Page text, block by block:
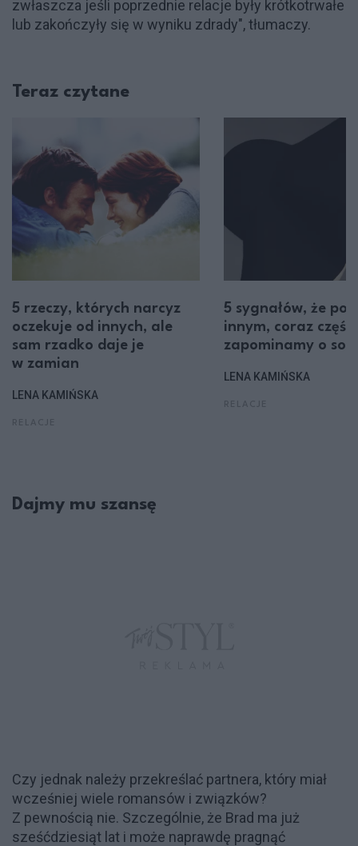
zwłaszcza jeśli poprzednie relacje były krótkotrwałe
lub zakończyły się w wyniku zdrady", tłumaczy.
Teraz czytane
5 rzeczy, których narcyz
oczekuje od innych, ale
sam rzadko daje je
w zamian
LENA KAMIŃSKA
5 sygnałów, że
innym, coraz
zapominamy o
LENA KAMIŃSKA
Dajmy mu szansę
Czy jednak należy przekreślać partnera, który miał
wcześniej wiele romansów i związków?
Z pewnością nie. Szczególnie, że Brad ma już
sześćdziesiąt lat i może naprawdę pragnąć